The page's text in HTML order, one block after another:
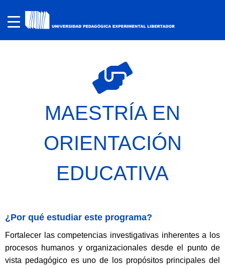
MAESTRÍA EN
ORIENTACIÓN
EDUCATIVA
¿Por qué estudiar este programa?
Fortalecer las competencias investigativas inherentes a los
procesos humanos y organizacionales desde el punto de
vista pedagógico es uno de los propósitos principales del